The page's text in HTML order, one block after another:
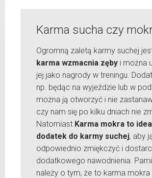
Karma sucha czy
Ogromną zaletą karmy suchej
karma wzmacnia zęby i można
jej jako nagrody w treningu.
np. będąc na wyjeździe lub w
można ją otworzyć i nie
czy nam się po kilku dniach nie
Natomiast Karma mokra to
dodatek do karmy suchej, aby
odpowiednio zmiękczyć i
dodatkowego nawodnienia.
należy o tym, że to karma mokra